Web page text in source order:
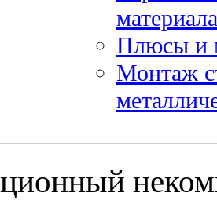
материала
Плюсы и
Монтаж